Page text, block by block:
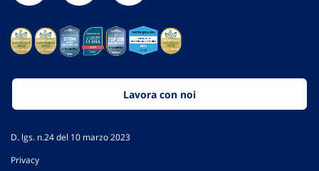
Lavora con noi
D. lgs. n.24 del 10 marzo 2023
Privacy